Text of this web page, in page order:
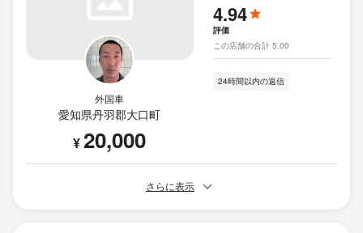
外国車
愛知県丹羽郡大口町
¥20,000
4.94
評価
この店舗の合計 5.00
24時間以内の返信
さらに表示